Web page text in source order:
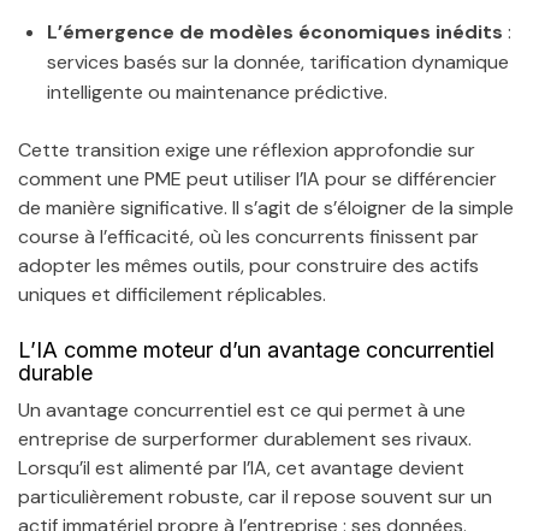
L’émergence de modèles économiques inédits :
services basés sur la donnée, tarification dynamique
intelligente ou maintenance prédictive.
Cette transition exige une réflexion approfondie sur
comment une PME peut utiliser l’IA pour se différencier
de manière significative. Il s’agit de s’éloigner de la simple
course à l’efficacité, où les concurrents finissent par
adopter les mêmes outils, pour construire des actifs
uniques et difficilement réplicables.
L’IA comme moteur d’un avantage concurrentiel
durable
Un avantage concurrentiel est ce qui permet à une
entreprise de surperformer durablement ses rivaux.
Lorsqu’il est alimenté par l’IA, cet avantage devient
particulièrement robuste, car il repose souvent sur un